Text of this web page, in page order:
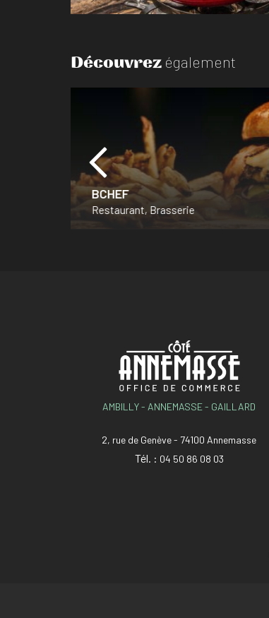
Découvrez également
BCHEF
Restaurant, Brasserie
AMBILLY - ANNEMASSE - GAILLARD
2, rue de Genève - 74100 Annemasse
Tél. : 04 50 86 08 03